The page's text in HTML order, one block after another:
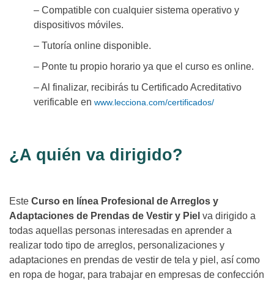
– Compatible con cualquier sistema operativo y
dispositivos móviles.
– Tutoría online disponible.
– Ponte tu propio horario ya que el curso es online.
– Al finalizar, recibirás tu Certificado Acreditativo
verificable en www.lecciona.com/certificados/
¿A quién va dirigido?
Este Curso en línea Profesional de Arreglos y
Adaptaciones de Prendas de Vestir y Piel va dirigido a
todas aquellas personas interesadas en aprender a
realizar todo tipo de arreglos, personalizaciones y
adaptaciones en prendas de vestir de tela y piel, así como
en ropa de hogar, para trabajar en empresas de confección